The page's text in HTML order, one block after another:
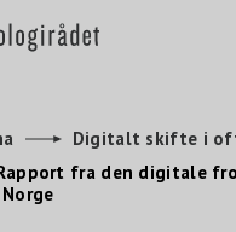
Digitalt skifte i
fra den digitale